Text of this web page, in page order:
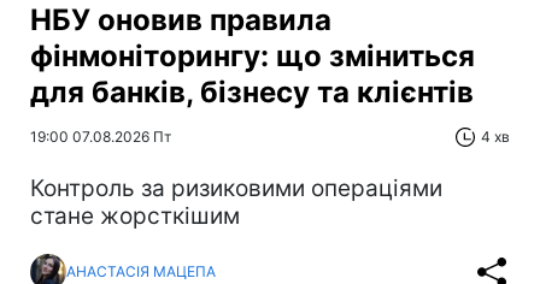
НБУ оновив правила
фінмоніторингу: що зміниться
для банків, бізнесу та клієнтів
19:00 07.08.2026 Пт 4 хв
Контроль за ризиковими операціями
стане жорсткішим
АНАСТАСІЯ МАЦЕПА